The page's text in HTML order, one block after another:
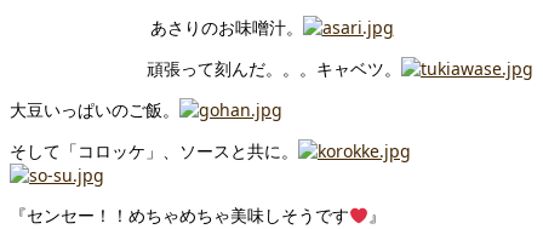
あさりのお味噌汁。
頑張って刻んだ。。。キャベツ。
大豆いっぱいのご飯。
そして「コロッケ」、ソースと共に。
『センセー！！めちゃめちゃ美味しそうです
』